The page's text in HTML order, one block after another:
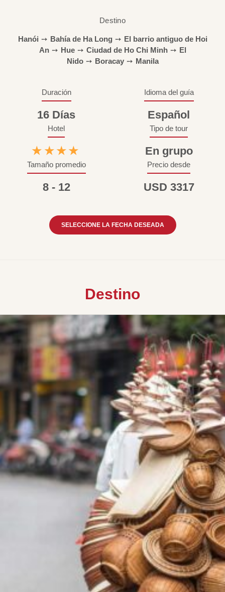
Destino
Hanói ➙ Bahía de Ha Long ➙ El barrio antiguo de Hoi
An ➙ Hue ➙ Ciudad de Ho Chi Minh ➙ El
Nido ➙ Boracay ➙ Manila
Duración
16 Días
Idioma del guía
Español
Hotel
★★★★
Tipo de tour
En grupo
Tamaño promedio
8 - 12
Precio desde
USD 3317
SELECCIONE LA FECHA DESEADA
Destino